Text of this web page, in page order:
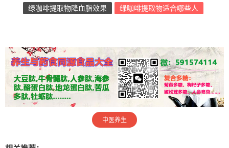
绿咖啡提取物降血脂效果
绿咖啡提取物适合哪些人
中医养生